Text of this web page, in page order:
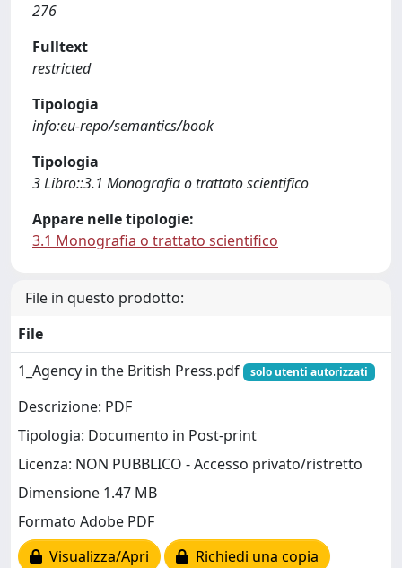
276
Fulltext
restricted
Tipologia
info:eu-repo/semantics/book
Tipologia
3 Libro::3.1 Monografia o trattato scientifico
Appare nelle tipologie:
3.1 Monografia o trattato scientifico
File in questo prodotto:
File
1_Agency in the British Press.pdf
solo utenti autorizzati
Descrizione: PDF
Tipologia: Documento in Post-print
Licenza: NON PUBBLICO - Accesso privato/ristretto
Dimensione 1.47 MB
Formato Adobe PDF
Visualizza/Apri
Richiedi una copia